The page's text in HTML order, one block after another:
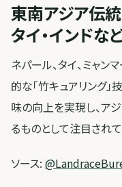
東南アジア伝統
タイ・インドな
ネパール、タイ、ミャ
的な「竹キュアリング
味の向上を実現し、ア
るものとして注目されて
ソース: